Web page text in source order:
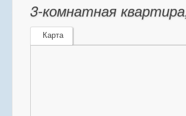
3-комнатная
Карта